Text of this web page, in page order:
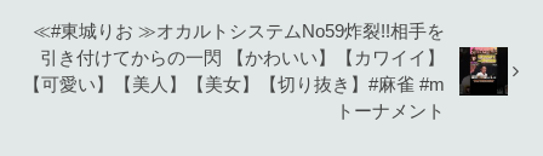
≪#東城りお ≫オカルトシステムNo59炸裂!!相手を
引き付けてからの一閃 【かわいい】【カワイイ】
【可愛い】【美人】【美女】【切り抜き】#麻雀 #m
トーナメント